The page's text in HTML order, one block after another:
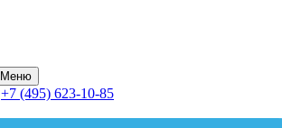
Меню
+7 (495) 623-10-85